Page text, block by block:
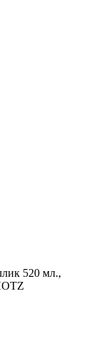
520 мл.,